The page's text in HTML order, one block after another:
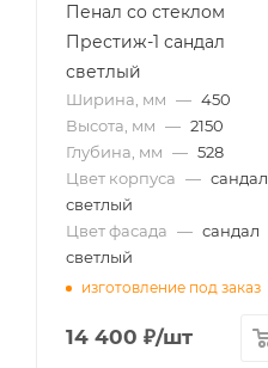
Пенал со стеклом
Престиж-1 сандал
светлый
Ширина, мм — 450
Высота, мм — 2150
Глубина, мм — 528
Цвет корпуса — сандал
светлый
Цвет фасада — сандал
светлый
изготовление под заказ
14 400 ₽/шт